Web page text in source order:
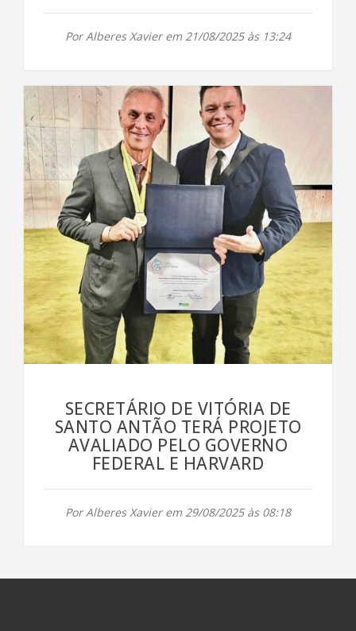
Por Alberes Xavier em 21/08/2025 às 13:24
SECRETÁRIO DE VITÓRIA DE
SANTO ANTÃO TERÁ PROJETO
AVALIADO PELO GOVERNO
FEDERAL E HARVARD
Por Alberes Xavier em 29/08/2025 às 08:18